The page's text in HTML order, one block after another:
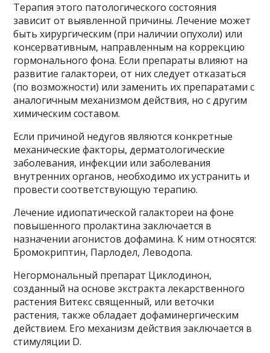
Терапия этого патологического состояния
зависит от выявленной причины. Лечение может
быть хирургическим (при наличии опухоли) или
консервативным, направленным на коррекцию
гормонального фона. Если препараты влияют на
развитие галактореи, от них следует отказаться
(по возможности) или заменить их препаратами с
аналогичным механизмом действия, но с другим
химическим составом.
Если причиной недугов являются конкретные
механические факторы, дерматологические
заболевания, инфекции или заболевания
внутренних органов, необходимо их устранить и
провести соответствующую терапию.
Лечение идиопатической галактореи на фоне
повышенного пролактина заключается в
назначении агонистов дофамина. К ним относятся:
Бромокриптин, Парлодел, Леводопа.
Негормональный препарат Циклодинон,
созданный на основе экстракта лекарственного
растения Витекс священный, или веточки
растения, также обладает дофаминергическим
действием. Его механизм действия заключается в
стимуляции D.